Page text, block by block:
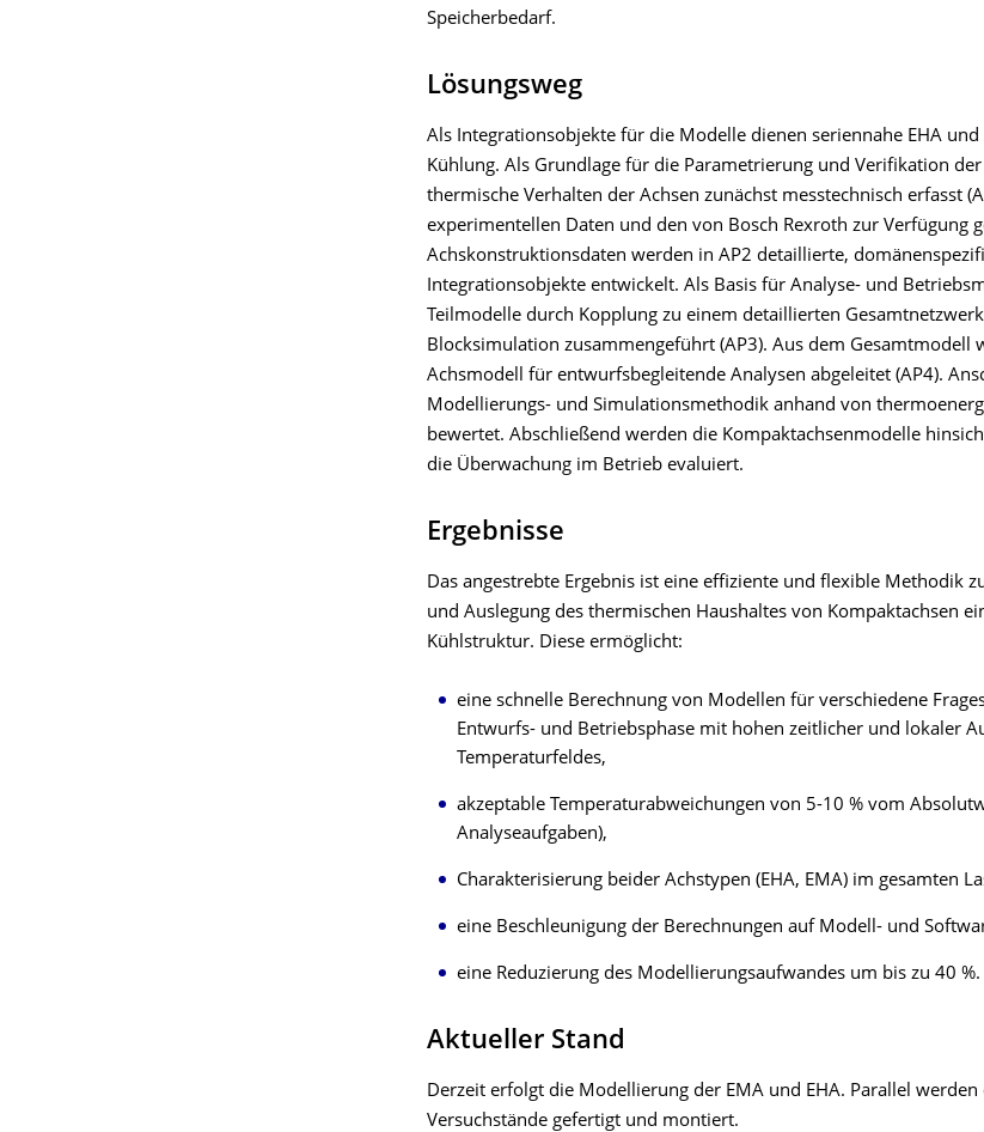
Speicherbedarf.
Lösungsweg
Als Integrationsobjekte für die Modelle dienen seriennahe EHA
Kühlung. Als Grundlage für die Parametrierung und Verifikation
thermische Verhalten der Achsen zunächst messtechnisch erfasst
experimentellen Daten und den von Bosch Rexroth zur Verfügung
Achskonstruktionsdaten werden in AP2 detaillierte,
Integrationsobjekte entwickelt. Als Basis für Analyse- und
Teilmodelle durch Kopplung zu einem detaillierten
Blocksimulation zusammengeführt (AP3). Aus dem Gesamtmodell
Achsmodell für entwurfsbegleitende Analysen abgeleitet (AP4).
Modellierungs- und Simulationsmethodik anhand von
bewertet. Abschließend werden die Kompaktachsenmodelle
die Überwachung im Betrieb evaluiert.
Ergebnisse
Das angestrebte Ergebnis ist eine effiziente und flexible Methodik
und Auslegung des thermischen Haushaltes von Kompaktachsen
Kühlstruktur. Diese ermöglicht:
eine schnelle Berechnung von Modellen für verschiedene
Entwurfs- und Betriebsphase mit hohen zeitlicher und lokaler
Temperaturfeldes,
akzeptable Temperaturabweichungen von 5-10 % vom
Analyseaufgaben),
Charakterisierung beider Achstypen (EHA, EMA) im gesamten
eine Beschleunigung der Berechnungen auf Modell- und
eine Reduzierung des Modellierungsaufwandes um bis zu 40 %.
Aktueller Stand
Derzeit erfolgt die Modellierung der EMA und EHA. Parallel
Versuchstände gefertigt und montiert.